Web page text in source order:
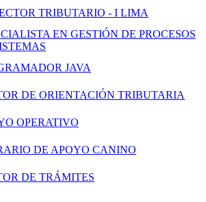
TRIBUTARIO - I LIMA
EN GESTIÓN DE PROCESOS
JAVA
DE ORIENTACIÓN TRIBUTARIA
OPERATIVO
DE APOYO CANINO
DE TRÁMITES